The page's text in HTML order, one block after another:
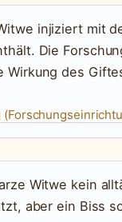
injiziert mit
Die
Wirkung des
Witwe kein
aber ein Biss